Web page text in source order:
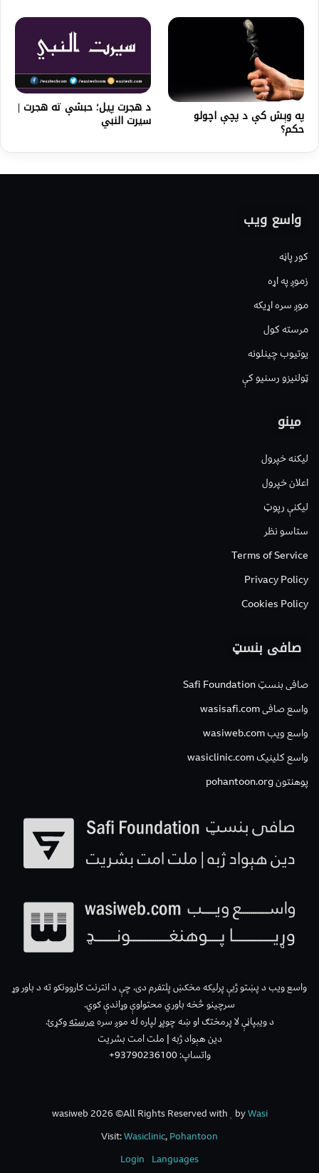
په وېش كې د پچې اچولو
حکم؟
د هجرت پیل؛ حبشې ته هجرت |
سیرت النبي
واسع ویب
کور پاڼه
زموږ په اړه
موږ سره اړیکه
مرسته کول
یوتیوب چینلونه
ټولنیزو رسنیو کې
مینو
لیکنه خپرول
اعلان خپرول
لیکنې رپوټ
ستاسو نظر
Terms of Service
Privacy Policy
Cookies Policy
صافی بنسټ
صافی بنسټ Safi Foundation
واسع صافی wasisafi.com
واسع ویب wasiweb.com
واسع کلینیک wasiclinic.com
پوهنتون pohantoon.org
واسع ویب د پښتو ژبې پرلیکه مخکښ پلتفرم دی، چې د انترنت کاروونکو ته د باور وړ
سرچینو څخه باوري محتواوې وړاندې کوي.
د ویبپاڼې لا پرمختګ او ښه چوپړ لپاره له موږ سرهمرستهوکړئ.
دین هېواد ژبه | ملت امت بشریت
واتساپ: 93790236100+
wasiweb 2026 ©All Rights Reserved with byWasi
Visit:Wasiclinic,Pohantoon
Languages
Login